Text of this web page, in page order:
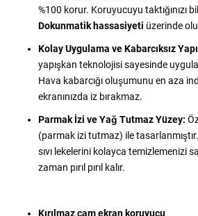
%100 korur. Koruyucuyu taktığınızı
Dokunmatik hassasiyeti üzerinde
Kolay Uygulama ve Kabarcıksız
yapışkan teknolojisi sayesinde
Hava kabarcığı oluşumunu en aza
ekranınızda iz bırakmaz.
Parmak İzi ve Yağ Tutmaz Yüzey:
(parmak izi tutmaz) ile
sıvı lekelerini kolayca temizlemenizi
zaman pırıl pırıl kalır.
Kırılmaz cam ekran koruyucu